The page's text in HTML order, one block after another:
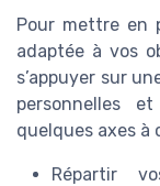
Pour mettre en
adaptée à vos
s’appuyer sur
personnelles
quelques axes à
Répartir